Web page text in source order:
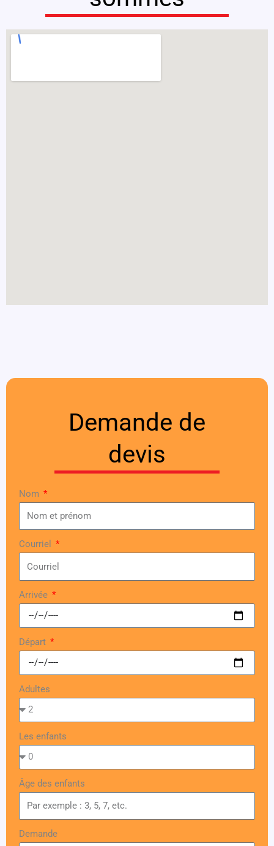
Demande de
devis
Nom
Courriel
Arrivée
Départ
Adultes
Les enfants
Âge des enfants
Demande